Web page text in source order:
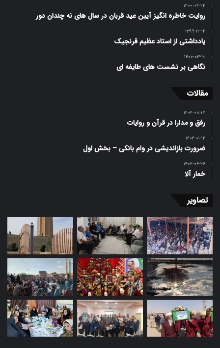
۱۴۰۰-۰۴-۲۴
روایت خاطره انگیز آیین عید قربان در سال های نه چندان دور
۱۳۹۹-۱۲-۱۴
یادداشتی از استاد عظیم قرنجیک
۱۴۰۰-۰۳-۱۹
نگاهی بر نشست های طایفه ای
مقالات
۱۴۰۴-۰۸-۱۷
رفق و مدارا در قرآن و روایات
۱۴۰۴-۰۱-۱۴
ضرورت بازاندیشی در وام بانکی – بخش اول
۱۴۰۲-۰۶-۲۶
خمار آلا
تصاویر